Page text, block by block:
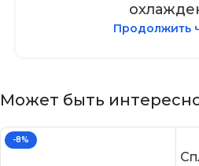
Продолжить
Может быть
-8%